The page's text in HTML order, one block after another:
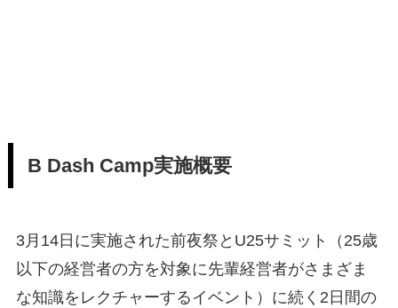
B Dash Camp実施概要
3月14日に実施された前夜祭とU25サミット（25歳
以下の経営者の方を対象に先輩経営者がさまざま
な知識をレクチャーするイベント）に続く2日間の